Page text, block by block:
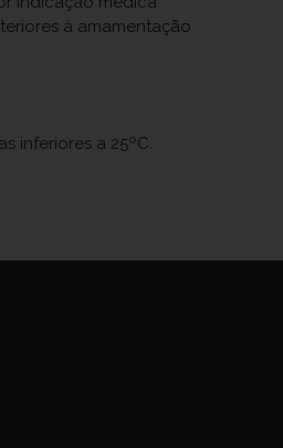
à amamentação
inferiores a 25ºC.